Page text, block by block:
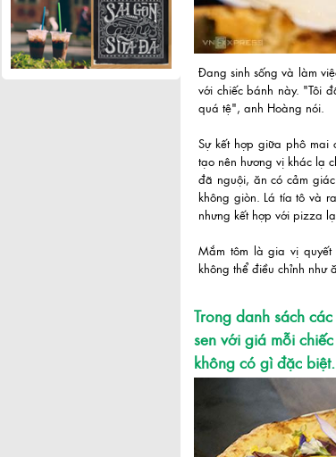
Đang sinh sống và làm
với chiếc bánh này. "Tôi
quá tệ", anh Hoàng nói.
Sự kết hợp giữa phô mai
tạo nên hương vị khác lạ
đã nguội, ăn có cảm
không giòn. Lá tía tô và
nhưng kết hợp với pizza
Mắm tôm là gia vị quyết
không thể điều chỉnh như
Trong danh sách
sen với giá mỗi
không có gì đặc biệt.